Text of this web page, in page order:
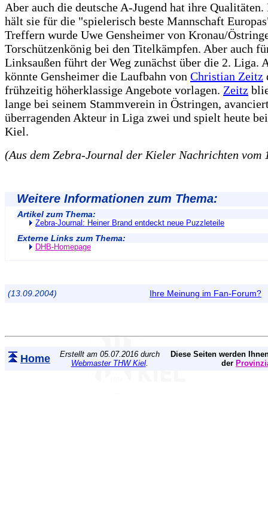
Aber auch die deutsche A-Jugend hat ihre
hält sie für die "spielerisch beste Mannschaft
Treffern wurde Uwe Gensheimer von Kronau/
Torschützenkönig bei den Titelkämpfen. Aber auch
Linksaußen führt der Weg zunächst über die 2. Liga.
könnte Gensheimer die Laufbahn von Christian Zeitz
frühzeitig höherklassige Angebote vorlagen. Zeitz
lange bei seinem Stammverein in Östringen,
überragenden Akteur in Liga zwei und spielt heute
Kiel.
(Aus dem Zebra-Journal der Kieler Nachrichten vom
Weitere Informationen zum Thema:
Artikel zum Thema:
Zebra-Journal: Heiner Brand entdeckt neue Puzzleteile
Externe Links zum Thema:
DHB-Homepage
(13.09.2004) Ihre Meinung im Fan-Forum?
Home
Erstellt am 05.07.2016 durch
Webmaster THW Kiel.
Diese Seiten werden
der